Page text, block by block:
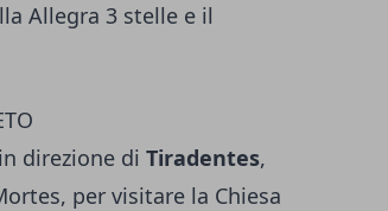
Allegra 3 stelle e il
direzione di Tiradentes,
per visitare la Chiesa